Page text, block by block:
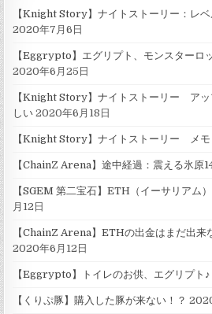
【Knight Story】ナイトストーリー：レ
2020年7月6日
【Eggrypto】エグリプト、モンスターロ
2020年6月25日
【Knight Story】ナイトストーリー アッ
しい 2020年6月18日
【Knight Story】ナイトストーリー メモ
【ChainZ Arena】途中経過：震える氷原
【SGEM 第二宝石】ETH（イーサリアム
月12日
【ChainZ Arena】ETHの出金はまだ出来
2020年6月12日
【Eggrypto】トイレのお供、エグリプト♪
【くりぷ豚】購入した豚が来ない！？